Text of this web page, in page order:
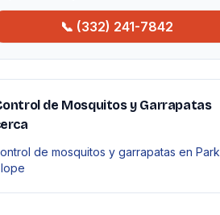
📞 (332) 241-7842
de Mosquitos y Garrapatas
de mosquitos y garrapatas en Park